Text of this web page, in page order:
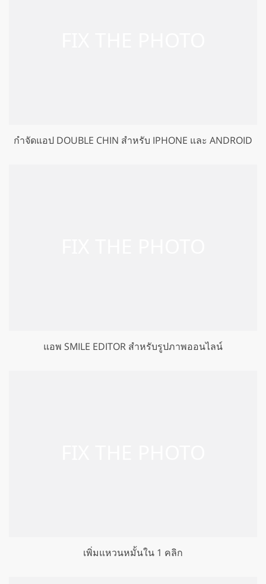
กำจัดแอป DOUBLE CHIN สำหรับ IPHONE และ ANDROID
แอพ SMILE EDITOR สำหรับรูปภาพออนไลน์
เพิ่มแหวนหมั้นใน 1 คลิก